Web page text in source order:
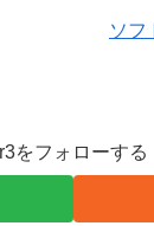
r3をフォローする